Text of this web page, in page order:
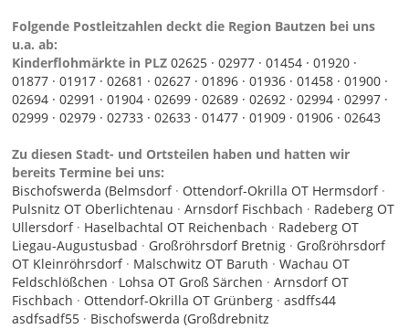
Folgende Postleitzahlen deckt die Region Bautzen bei uns
u.a. ab:
Kinderflohmärkte in PLZ02625 ·02977 ·01454 ·01920 ·
01877 ·01917 ·02681 ·02627 ·01896 ·01936 ·01458 ·01900 ·
02694 ·02991 ·01904 ·02699 ·02689 ·02692 ·02994 ·02997 ·
02999 ·02979 ·02733 ·02633 ·01477 ·01909 ·01906 ·02643
Zu diesen Stadt- und Ortsteilen haben und hatten wir
bereits Termine bei uns:
Bischofswerda (Belmsdorf· Ottendorf-Okrilla OT Hermsdorf·
Pulsnitz OT Oberlichtenau ·Arnsdorf Fischbach · Radeberg OT
Ullersdorf· Haselbachtal OT Reichenbach · Radeberg OT
Liegau-Augustusbad · Großröhrsdorf Bretnig · Großröhrsdorf
OT Kleinröhrsdorf· Malschwitz OT Baruth ·Wachau OT
Feldschlößchen · Lohsa OT Groß Särchen ·Arnsdorf OT
Fischbach · Ottendorf-Okrilla OT Grünberg ·asdffs44
asdfsadf55 · Bischofswerda (Großdrebnitz